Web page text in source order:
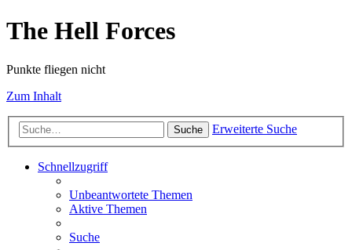
The Hell Forces
Punkte fliegen nicht
Zum Inhalt
Suche Erweiterte Suche
Schnellzugriff
Unbeantwortete Themen
Aktive Themen
Suche